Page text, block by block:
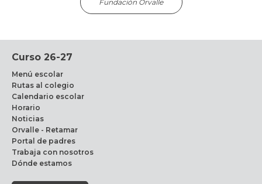
Fundación Orvalle
Curso 26-27
Menú escolar
Rutas al colegio
Calendario escolar
Horario
Noticias
Orvalle - Retamar
Portal de padres
Trabaja con nosotros
Dónde estamos